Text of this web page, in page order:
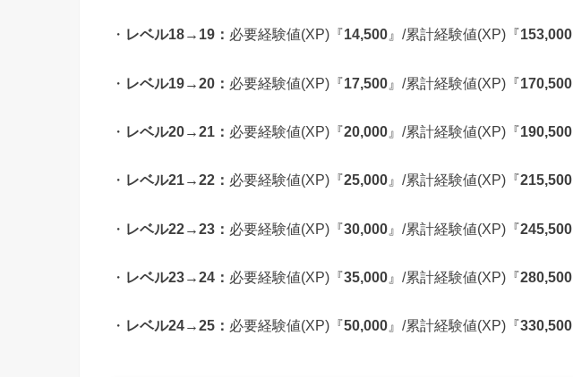
・ レベル18→19： 必要経験値(XP)『14,500 』/累計経験値(XP)『153,000
・ レベル19→20： 必要経験値(XP)『17,500 』/累計経験値(XP)『170,500
・ レベル20→21： 必要経験値(XP)『20,000 』/累計経験値(XP)『190,500
・ レベル21→22： 必要経験値(XP)『25,000 』/累計経験値(XP)『215,500
・ レベル22→23： 必要経験値(XP)『30,000 』/累計経験値(XP)『245,500
・ レベル23→24： 必要経験値(XP)『35,000 』/累計経験値(XP)『280,500
・ レベル24→25： 必要経験値(XP)『50,000 』/累計経験値(XP)『330,500